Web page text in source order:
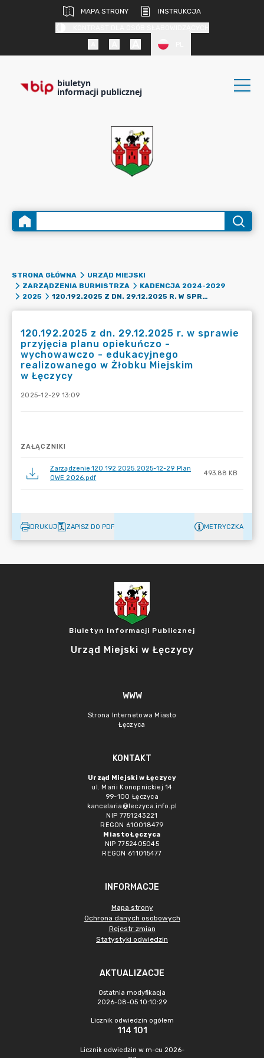
MAPA STRONY
INSTRUKCJA
biuletyn
informacji publicznej
STRONA GŁÓWNA
URZĄD MIEJSKI
ZARZĄDZENIA BURMISTRZA
KADENCJA 2024-2029
2025
120.192.2025 Z DN. 29.12.2025 R. W SPRAWIE PRZYJĘCIA PLANU OPIEKUŃCZO -WYCHOWAWCZO - EDUKACYJNEGO REALIZOWANEGO W ŻŁOBKU MIEJSKIM W ŁĘCZYCY
120.192.2025 z dn. 29.12.2025 r. w sprawie
przyjęcia planu opiekuńczo -
wychowawczo - edukacyjnego
realizowanego w Żłobku Miejskim
w Łęczycy
2025-12-29 13:09
ZAŁĄCZNIKI
Zarządzenie.120.192.2025.2025-12-29 Plan
OWE 2026.pdf
493.88 KB
DRUKUJ ZAPISZ DO PDF METRYCZKA
Biuletyn Informacji Publicznej
Urząd Miejski w Łęczycy
WWW
Strona Internetowa Miasto
Łęczyca
KONTAKT
Urząd Miejski w Łęczycy
ul. Marii Konopnickiej 14
99-100 Łęczyca
kancelaria@leczyca.info.pl
NIP 7751243221
REGON 610018479
Miasto Łęczyca
NIP 7752405045
REGON 611015477
INFORMACJE
Mapa strony
Ochrona danych osobowych
Rejestr zmian
Statystyki odwiedzin
AKTUALIZACJE
Ostatnia modyfikacja
2026-08-05 10:10:29
Licznik odwiedzin ogółem
114 101
Licznik odwiedzin w m-cu 2026-